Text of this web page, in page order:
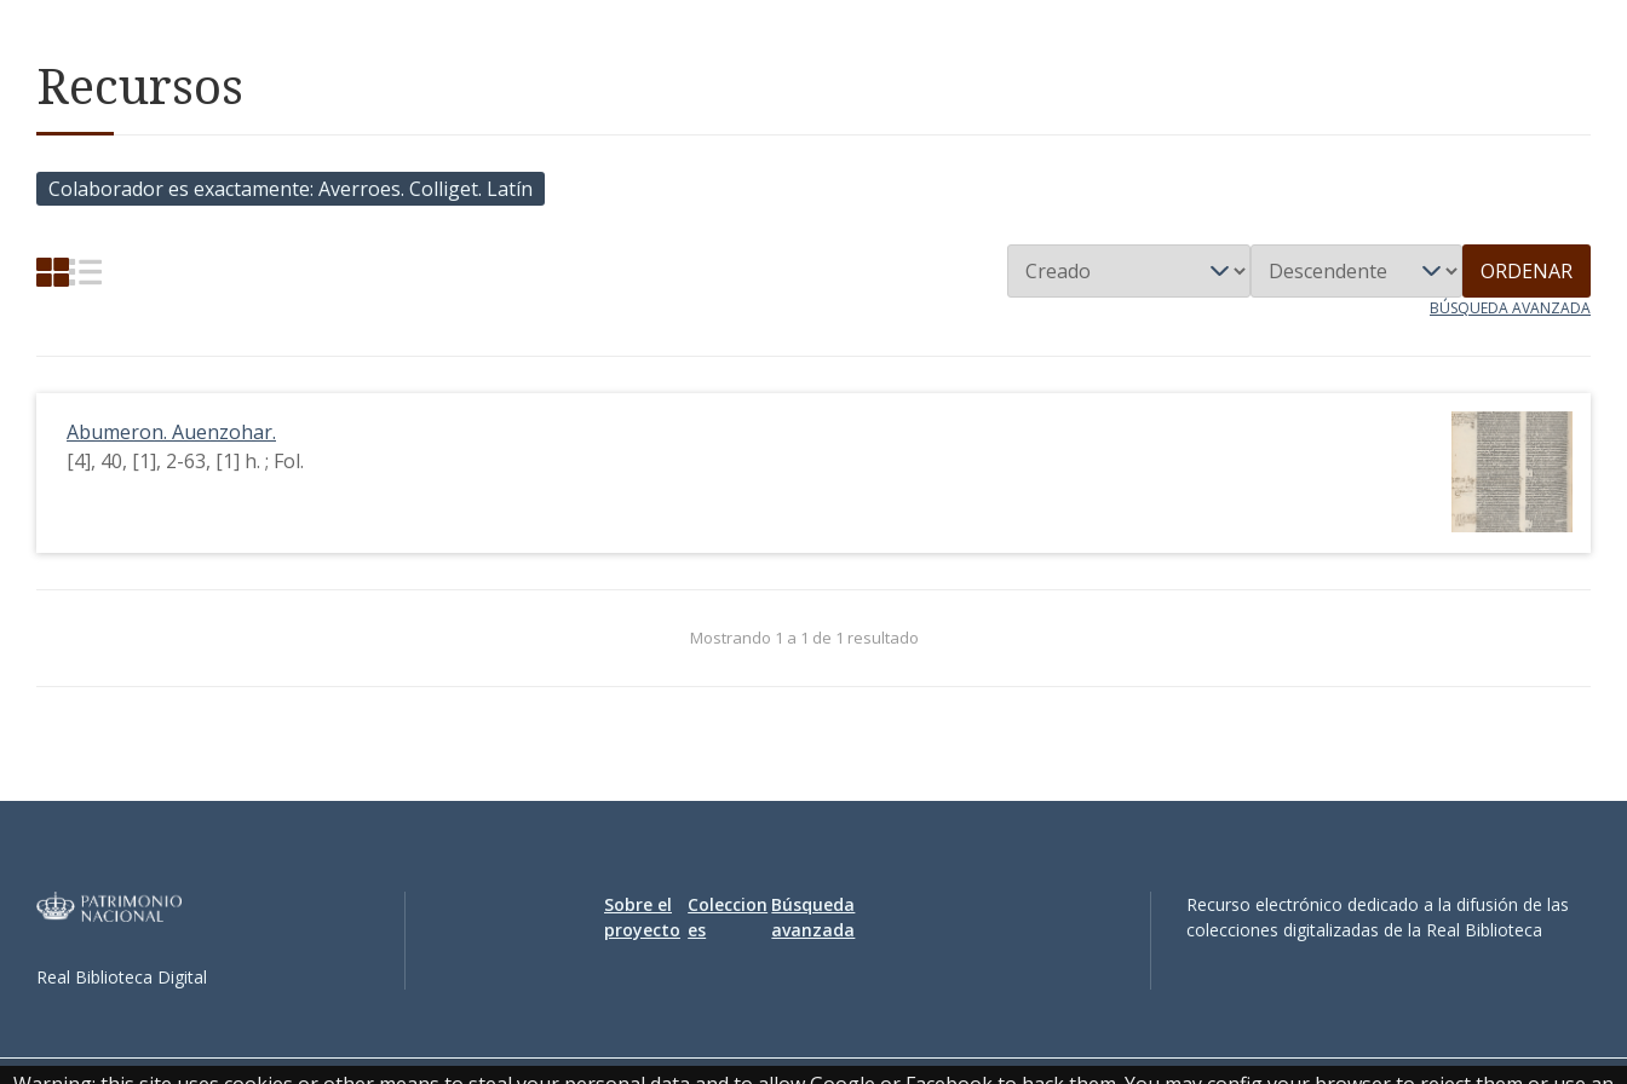
Recursos
Colaborador es exactamente Averroes. Colliget. Latín
ORDENAR
BÚSQUEDA AVANZADA
Abumeron. Auenzohar.
[4], 40, [1], 2-63, [1] h. ; Fol.
Mostrando 1 a 1 de 1 resultado
Real Biblioteca Digital
Sobre el
proyecto
Coleccion
es
Búsqueda
avanzada
Recurso electrónico dedicado a la difusión de las
colecciones digitalizadas de la Real Biblioteca